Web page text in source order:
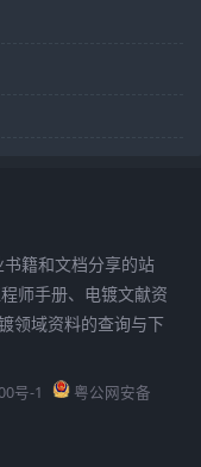
籍和文档分享的站
师手册、电镀文献资
领域资料的查询与下
号-1
粤公网安备